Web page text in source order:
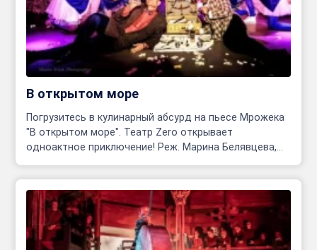
В открытом море
Погрузитесь в кулинарный абсурд на пьесе Мрожека
"В открытом море". Театр Zero открывает
одноактное приключение! Реж. Марина Белявцева,